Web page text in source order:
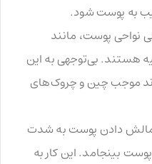
به پوست شود.
نواحی پوست، مانند
هستند. بی‌توجهی به این
موجب چین و چروک‌های
دادن پوست به شدت
بینجامد. این کار به